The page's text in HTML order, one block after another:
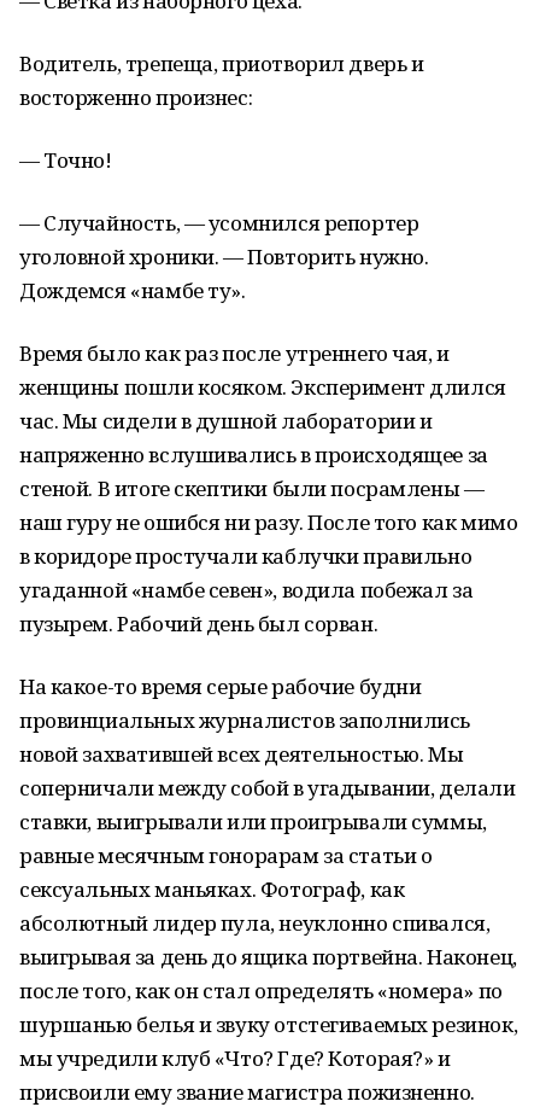
Водитель, трепеща, приотворил дверь и
восторженно произнес:
— Точно!
— Случайность, — усомнился репортер
уголовной хроники. — Повторить нужно.
Дождемся «намбе ту».
Время было как раз после утреннего чая, и
женщины пошли косяком. Эксперимент длился
час. Мы сидели в душной лаборатории и
напряженно вслушивались в происходящее за
стеной. В итоге скептики были посрамлены —
наш гуру не ошибся ни разу. После того как мимо
в коридоре простучали каблучки правильно
угаданной «намбе севен», водила побежал за
пузырем. Рабочий день был сорван.
На какое-то время серые рабочие будни
провинциальных журналистов заполнились
новой захватившей всех деятельностью. Мы
соперничали между собой в угадывании, делали
ставки, выигрывали или проигрывали суммы,
равные месячным гонорарам за статьи о
сексуальных маньяках. Фотограф, как
абсолютный лидер пула, неуклонно спивался,
выигрывая за день до ящика портвейна. Наконец,
после того, как он стал определять «номера» по
шуршанью белья и звуку отстегиваемых резинок,
мы учредили клуб «Что? Где? Которая?» и
присвоили ему звание магистра пожизненно.